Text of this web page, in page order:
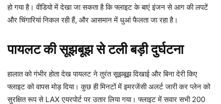
हो गया है। वीडियो में देखा जा सकता है कि फ्लाइट के बाएं इंजन से आग की लपटें
और चिंगारियां निकल रही हैं, और आसमान में धुआं फैलता जा रहा है।
पायलट की सूझबूझ से टली बड़ी दुर्घटना
हालात को गंभीर होता देख पायलट ने तुरंत सूझबूझ दिखाई और बिना देरी किए
फ्लाइट को वापस मोड़ दिया। कुछ ही मिनटों में इमरजेंसी अलर्ट जारी कर प्लेन को
सुरक्षित रूप से LAX एयरपोर्ट पर उतार लिया गया। फ्लाइट में सवार सभी 200